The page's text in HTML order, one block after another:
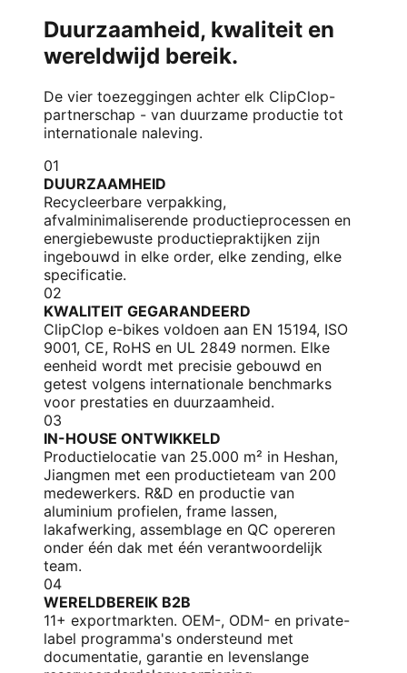
Duurzaamheid, kwaliteit en
wereldwijd bereik.
De vier toezeggingen achter elk ClipClop-
partnerschap - van duurzame productie tot
internationale naleving.
01
DUURZAAMHEID
Recycleerbare verpakking,
afvalminimaliserende productieprocessen en
energiebewuste productiepraktijken zijn
ingebouwd in elke order, elke zending, elke
specificatie.
02
KWALITEIT GEGARANDEERD
ClipClop e-bikes voldoen aan EN 15194, ISO
9001, CE, RoHS en UL 2849 normen. Elke
eenheid wordt met precisie gebouwd en
getest volgens internationale benchmarks
voor prestaties en duurzaamheid.
03
IN-HOUSE ONTWIKKELD
Productielocatie van 25.000 m² in Heshan,
Jiangmen met een productieteam van 200
medewerkers. R&D en productie van
aluminium profielen, frame lassen,
lakafwerking, assemblage en QC opereren
onder één dak met één verantwoordelijk
team.
04
WERELDBEREIK B2B
11+ exportmarkten. OEM-, ODM- en private-
label programma's ondersteund met
documentatie, garantie en levenslange